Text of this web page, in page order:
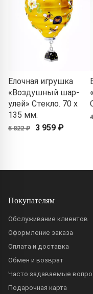
Елочная игрушка
«Воздушный шар-
улей» Стекло. 70 x
135 мм.
5 822 ₽ 3 959 ₽
Покупателям
Обслуживание клиентов
Оформление заказа
Оплата и доставка
Обмен и возврат
Часто задаваемые
Подарочная карта